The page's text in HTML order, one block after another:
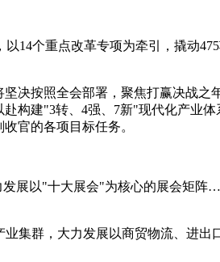
14个重点改革专项为牵引，撬动
决按照全会部署，聚焦打赢决战之
构建"3转、4强、7新"现代化产业
官的各项目标任务。
展以"十大展会"为核心的展会矩
集群，大力发展以商贸物流、进出